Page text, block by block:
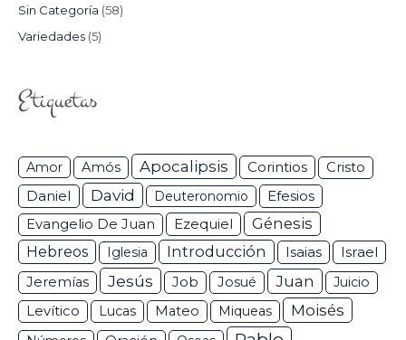
Sin Categoría (58)
Variedades (5)
Etiquetas
Amor Amós Apocalipsis Corintios Cristo
Daniel David Deuteronomio Efesios
Evangelio De Juan Ezequiel
Génesis
Hebreos
Iglesia Introducción Isaias Israel
Jeremías Jesús Job Josué Juan
Juicio
Levítico
Lucas Mateo Miqueas Moisés